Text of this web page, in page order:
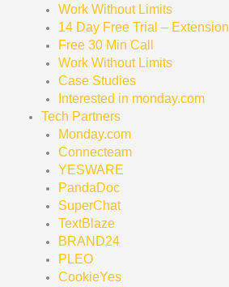
Work Without Limits
14 Day Free Trial – Extension
Free 30 Min Call
Work Without Limits
Case Studies
Interested in monday.com
Tech Partners
Monday.com
Connecteam
YESWARE
PandaDoc
SuperChat
TextBlaze
BRAND24
PLEO
CookieYes